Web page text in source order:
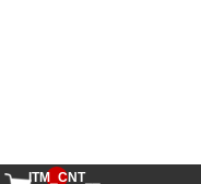
__ITM_CNT__